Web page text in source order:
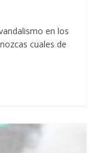
en los
cuales de